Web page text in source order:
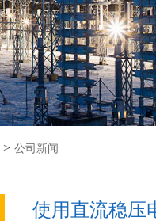
> 公司新闻
使用直流稳压